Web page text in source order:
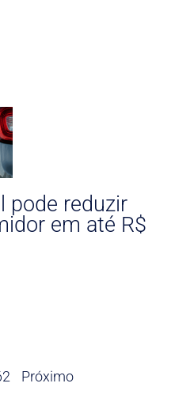
pode reduzir
em até R$
Próximo